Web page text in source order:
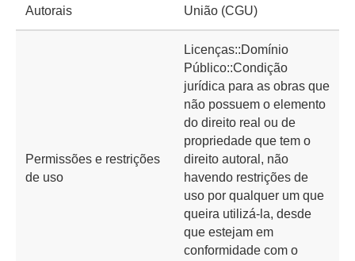
Autorais
União (CGU)
Permissões e restrições
de uso
Licenças::Domínio
Público::Condição
jurídica para as obras que
não possuem o elemento
do direito real ou de
propriedade que tem o
direito autoral, não
havendo restrições de
uso por qualquer um que
queira utilizá-la, desde
que estejam em
conformidade com o